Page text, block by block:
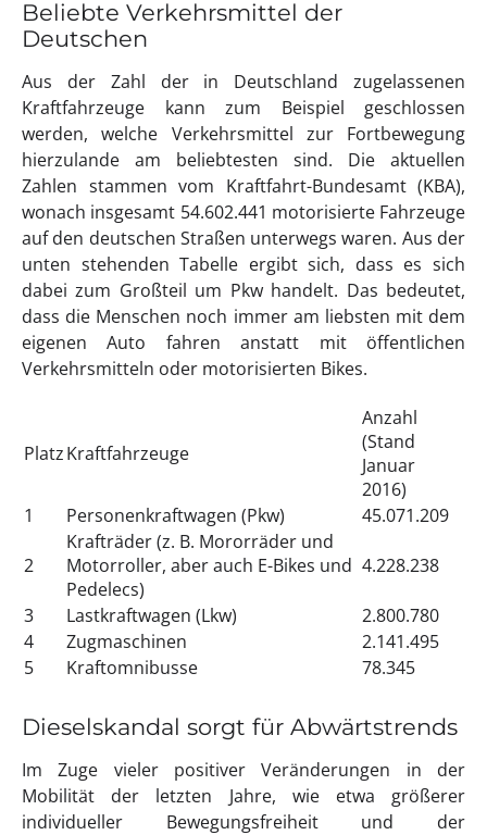
Beliebte Verkehrsmittel der
Deutschen
Aus der Zahl der in Deutschland zugelassenen
Kraftfahrzeuge kann zum Beispiel geschlossen
werden, welche Verkehrsmittel zur Fortbewegung
hierzulande am beliebtesten sind. Die aktuellen
Zahlen stammen vom Kraftfahrt-Bundesamt (KBA),
wonach insgesamt 54.602.441 motorisierte Fahrzeuge
auf den deutschen Straßen unterwegs waren. Aus der
unten stehenden Tabelle ergibt sich, dass es sich
dabei zum Großteil um Pkw handelt. Das bedeutet,
dass die Menschen noch immer am liebsten mit dem
eigenen Auto fahren anstatt mit öffentlichen
Verkehrsmitteln oder motorisierten Bikes.
PlatzKraftfahrzeuge
Anzahl
(Stand
Januar
2016)
1
Personenkraftwagen (Pkw) 45.071.209
2
Krafträder (z. B. Mororräder und
Motorroller, aber auch E-Bikes und
Pedelecs)
4.228.238
3 Lastkraftwagen (Lkw)
2.800.780
4
Zugmaschinen
2.141.495
5
Kraftomnibusse 78.345
Dieselskandal sorgt für Abwärtstrends
Im Zuge vieler positiver Veränderungen in der
Mobilität der letzten Jahre, wie etwa größerer
individueller Bewegungsfreiheit und der